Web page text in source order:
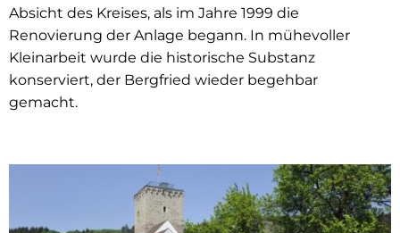
Absicht des Kreises, als im Jahre 1999 die
Renovierung der Anlage begann. In mühevoller
Kleinarbeit wurde die historische Substanz
konserviert, der Bergfried wieder begehbar
gemacht.